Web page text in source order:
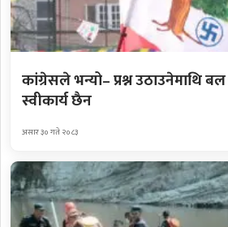
कांग्रेसले भन्यो– प्रश्न उठाउनेमाथि बल
स्वीकार्य छैन
असार ३० गते २०८३